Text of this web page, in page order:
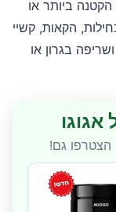
הקטנה ביותר או
הקאות, קשיי
בגרון או
גם!